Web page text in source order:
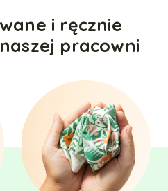
i ręcznie
pracowni